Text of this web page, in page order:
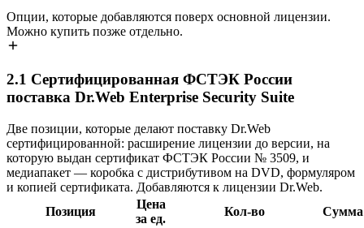
Опции, которые добавляются поверх основной лицензии.
Можно купить позже отдельно.
2.1 Сертифицированная ФСТЭК России
поставка Dr.Web Enterprise Security Suite
Две позиции, которые делают поставку Dr.Web
сертифицированной: расширение лицензии до версии, на
которую выдан сертификат ФСТЭК России № 3509, и
медиапакет — коробка с дистрибутивом на DVD, формуляром
и копией сертификата. Добавляются к лицензии Dr.Web.
Позиция
Цена
за ед.
Кол-во
Сумма